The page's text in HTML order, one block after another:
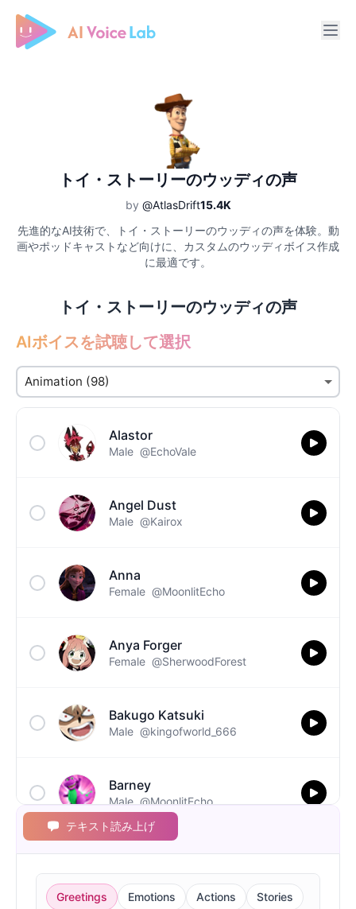
Free AI Cover & AI Voice Over
トイ・ストーリーのウッディの声
by @AtlasDrift15.4K
先進的なAI技術で、トイ・ストーリーのウッディの声を体験。動
画やポッドキャストなど向けに、カスタムのウッディボイス作成
に最適です。
トイ・ストーリーのウッディの声
AIボイスを試聴して選択
Alastor
Male @EchoVale
Angel Dust
Male @Kairox
Anna
Female @MoonlitEcho
Anya Forger
Female @SherwoodForest
Bakugo Katsuki
Male @kingofworld_666
Barney
Male @MoonlitEcho
Bluey
Female @EchoVale
テキスト読み上げ
Greetings Emotions Actions Stories